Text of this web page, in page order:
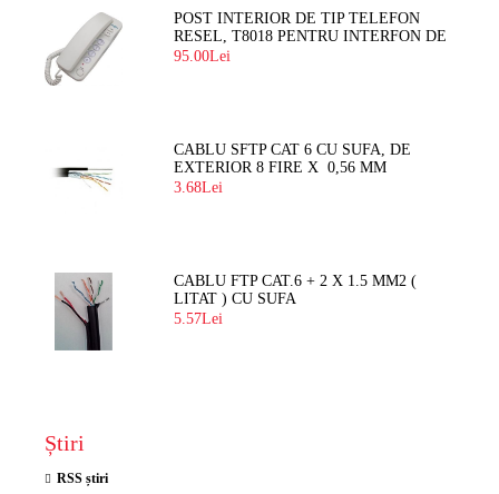
POST INTERIOR DE TIP TELEFON
RESEL, T8018 PENTRU INTERFON DE
BLOC
95.00Lei
CABLU SFTP CAT 6 CU SUFA, DE
EXTERIOR 8 FIRE X 0,56 MM
3.68Lei
CABLU FTP CAT.6 + 2 X 1.5 MM2 (
LITAT ) CU SUFA
5.57Lei
Știri
RSS știri